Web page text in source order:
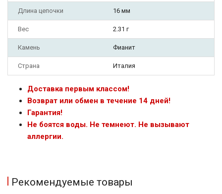
Длина цепочки 16 мм
Вес 2.31 г
Камень Фианит
Страна Италия
Доставка первым классом!
Возврат или обмен в течение 14 дней!
Гарантия!
Не боятся воды. Не темнеют. Не вызывают
аллергии.
Рекомендуемые товары